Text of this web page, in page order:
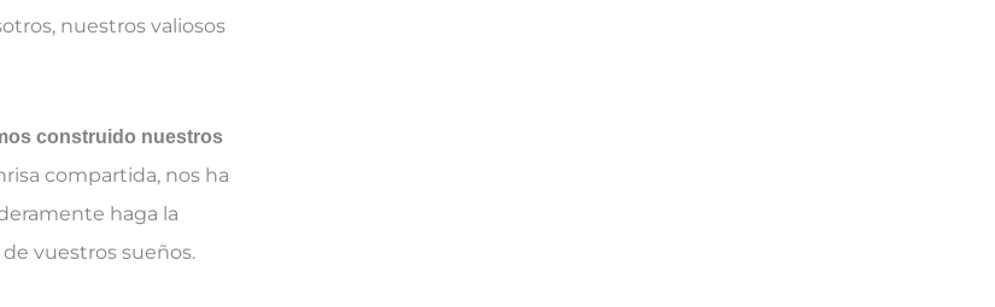
nuestros valiosos
construido nuestros
compartida, nos ha
haga la
vuestros sueños.